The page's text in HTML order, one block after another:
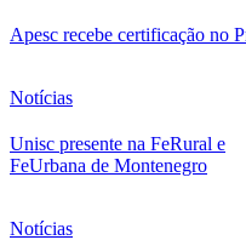
Apesc recebe certificação no
Notícias
Unisc presente na FeRural e
FeUrbana de Montenegro
Notícias